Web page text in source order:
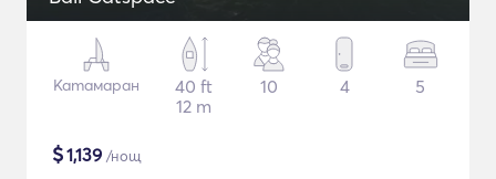
Катамаран
40 ft
12 m
10 4 5
$1,139 /нощ